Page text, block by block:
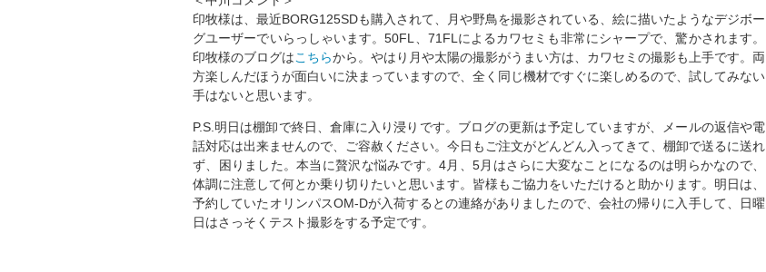
印牧様は、最近BORG125SDも購入されて、月や野鳥を撮影されている、絵に描いたようなデジボー
グユーザーでいらっしゃいます。50FL、71FLによるカワセミも非常にシャープで、驚かされます。
印牧様のブログはこちらから。やはり月や太陽の撮影がうまい方は、カワセミの撮影も上手です。両
方楽しんだほうが面白いに決まっていますので、全く同じ機材ですぐに楽しめるので、試してみない
手はないと思います。
P.S.明日は棚卸で終日、倉庫に入り浸りです。ブログの更新は予定していますが、メールの返信や電
話対応は出来ませんので、ご容赦ください。今日もご注文がどんどん入ってきて、棚卸で送るに送れ
ず、困りました。本当に贅沢な悩みです。4月、5月はさらに大変なことになるのは明らかなので、
体調に注意して何とか乗り切りたいと思います。皆様もご協力をいただけると助かります。明日は、
予約していたオリンパスOM-Dが入荷するとの連絡がありましたので、会社の帰りに入手して、日曜
日はさっそくテスト撮影をする予定です。